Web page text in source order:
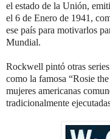
el estado de la Unión,
el 6 de Enero de 1941,
ese país para motivarlos
Mundial.
Rockwell pintó otras
como la famosa “Rosie
mujeres americanas
tradicionalmente